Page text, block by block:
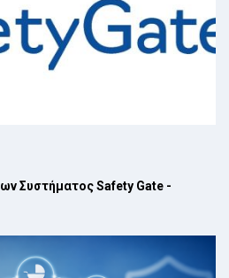
Συστήματος Safety Gate -